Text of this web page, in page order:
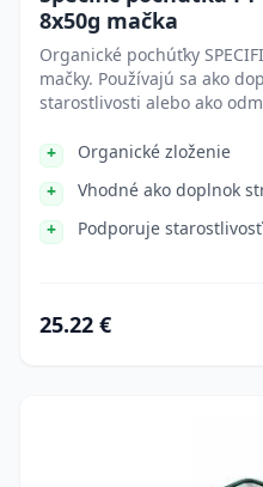
8x50g mačka
Organické pochúťky
mačky. Používajú sa ako
starostlivosti alebo ako
Organické zloženie
Vhodné ako doplnok
Podporuje
25.22 €